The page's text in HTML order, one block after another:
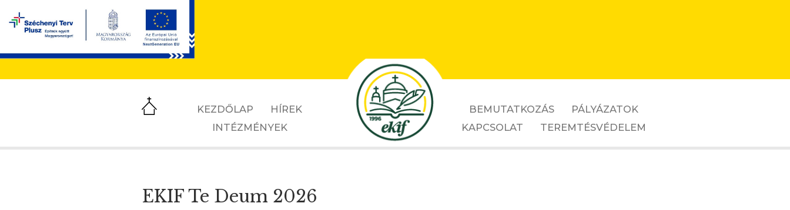
KEZDŐLAP
HÍREK
INTÉZMÉNYEK
BEMUTATKOZÁS
PÁLYÁZATOK
KAPCSOLAT
TEREMTÉSVÉDELEM
EKIF Te Deum 2026